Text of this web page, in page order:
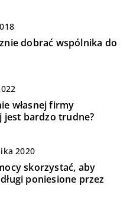
dobrać wspólnika do
własnej firmy
jest bardzo trudne?
2020
skorzystać, aby
poniesione przez